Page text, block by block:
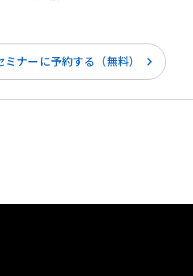
ミナーに予約する（無料）